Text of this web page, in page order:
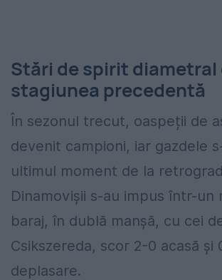
Stări de spirit diametral
stagiunea precedentă
În sezonul trecut, oaspeții de
devenit campioni, iar gazdele
ultimul moment de la
Dinamovișii s-au impus într-un
baraj, în dublă manșă, cu cei
Csikszereda, scor 2-0 acasă și
deplasare.